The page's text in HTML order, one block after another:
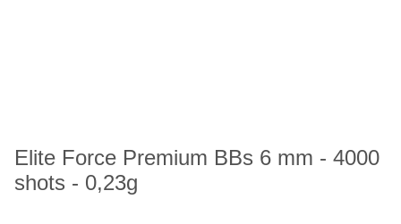
Elite Force Premium BBs 6 mm - 4000
shots - 0,23g